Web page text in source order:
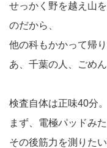
せっかく野を越え山
のだから、
他の科もかかって帰
あ、千葉の人、ごめん
検査自体は正味40分。
まず、電極パッドみ
その後筋力を測りた